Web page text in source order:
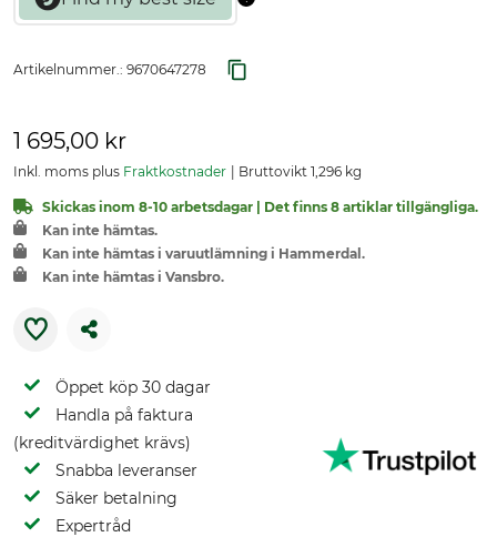
Artikelnummer.: 9670647278
1 695,00 kr
Inkl. moms plus Fraktkostnader Bruttovikt 1,296 kg
Skickas inom 8-10 arbetsdagar | Det finns 8 artiklar tillgängliga.
Kan inte hämtas.
Kan inte hämtas i varuutlämning i Hammerdal.
Kan inte hämtas i Vansbro.
Öppet köp 30 dagar
Handla på faktura
(kreditvärdighet krävs)
Snabba leveranser
Säker betalning
Expertråd